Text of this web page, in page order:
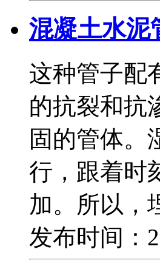
混凝土水泥
这种管子配
的抗裂和抗
固的管体。
行，跟着时
加。所以，
发布时间：